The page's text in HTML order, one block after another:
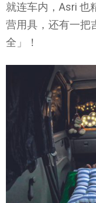
就连车内，Asri 也
营用具，还有一把
全」！